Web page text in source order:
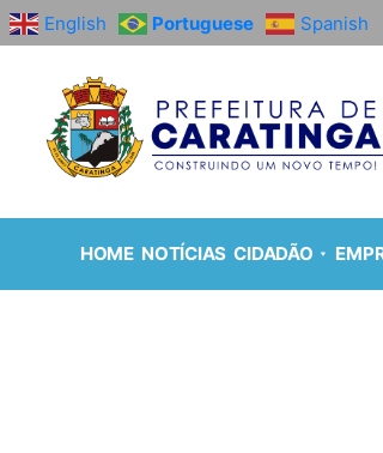
English Portuguese Spanish
HOME NOTÍCIAS CIDADÃO